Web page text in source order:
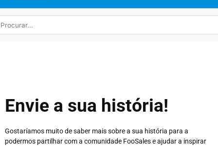
Envie a sua história!
Gostaríamos muito de saber mais sobre a sua história para a
podermos partilhar com a comunidade FooSales e ajudar a inspirar